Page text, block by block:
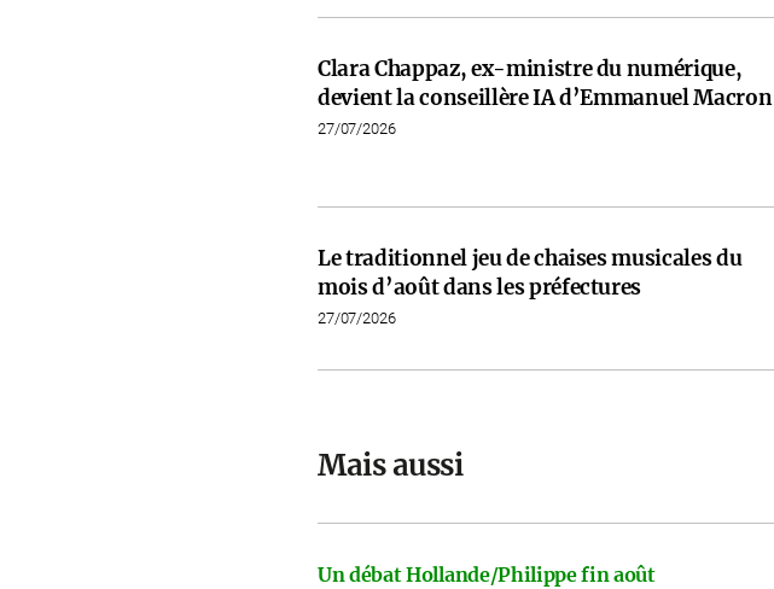
Clara Chappaz, ex-ministre du numérique,
devient la conseillère IA d’Emmanuel Macron
27/07/2026
Le traditionnel jeu de chaises musicales du
mois d’août dans les préfectures
27/07/2026
Mais aussi
Un débat Hollande/Philippe fin août